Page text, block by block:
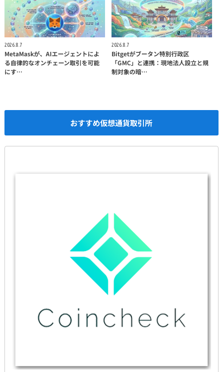
2026.8.7
MetaMaskが、AIエージェントによ
る自律的なオンチェーン取引を可能
にす…
2026.8.7
Bitgetがブータン特別行政区
「GMC」と連携：現地法人設立と規
制対象の暗…
おすすめ仮想通貨取引所